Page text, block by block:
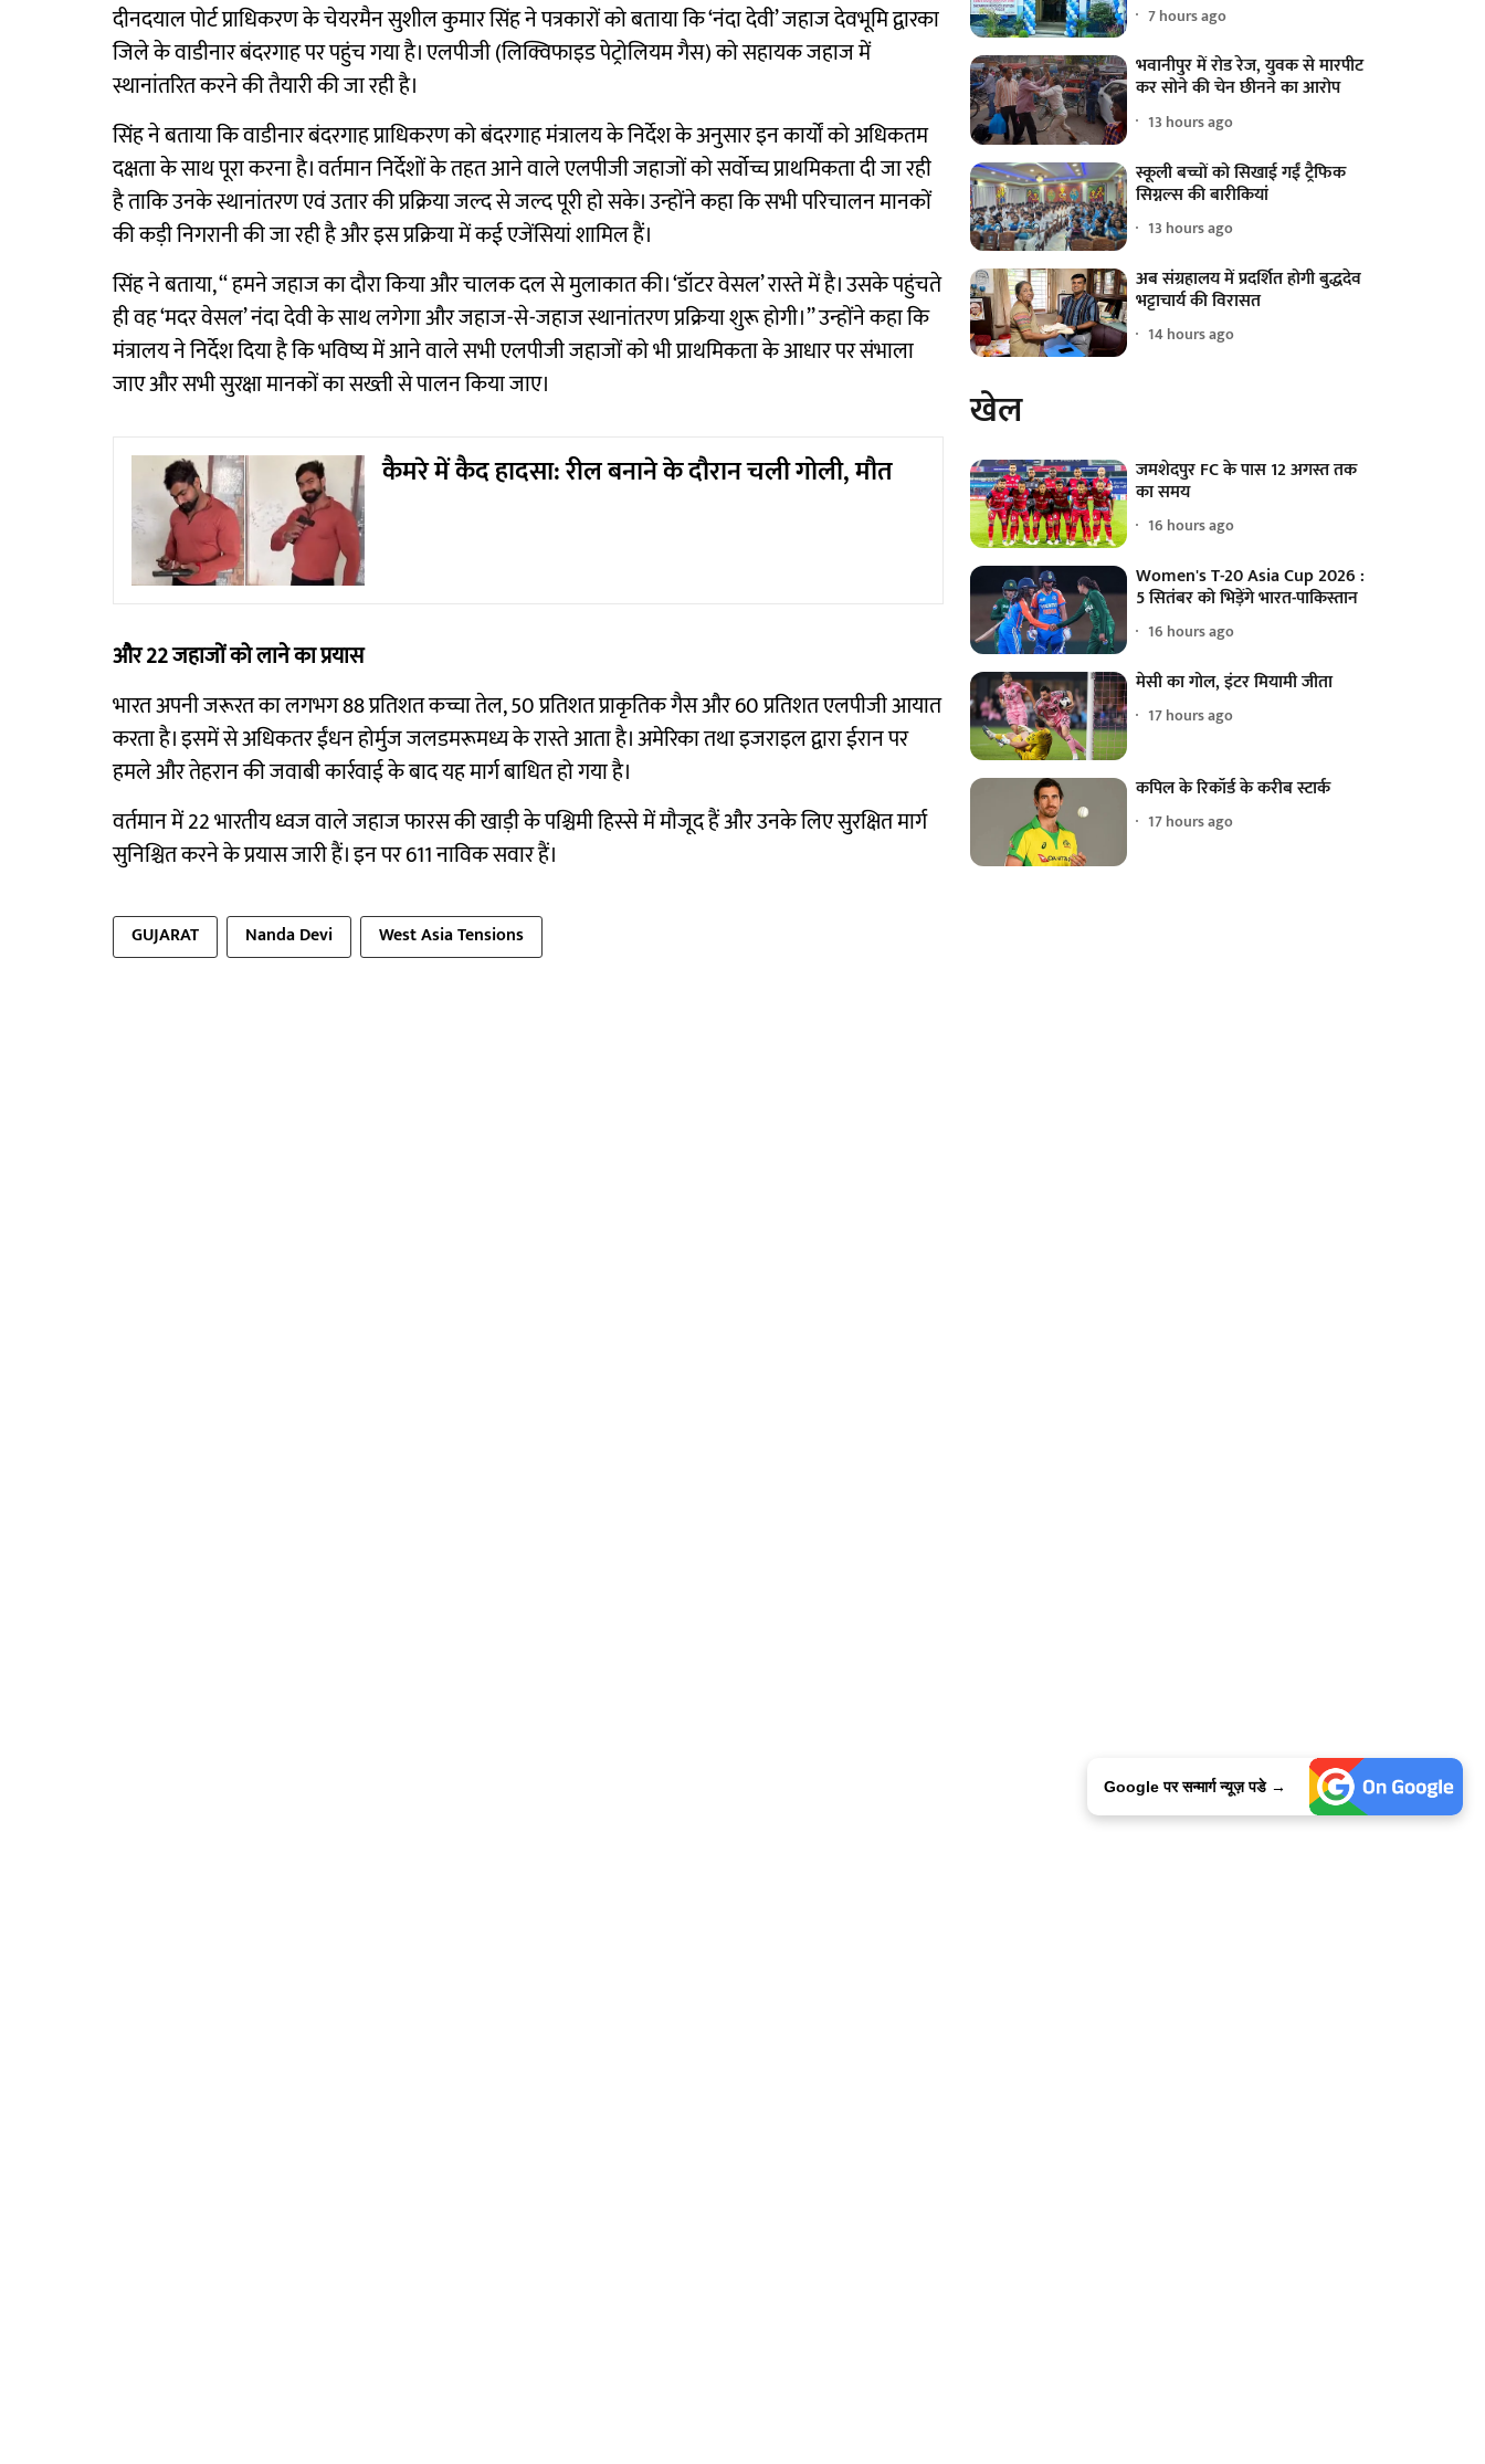
दीनदयाल पोर्ट प्राधिकरण के चेयरमैन सुशील कुमार सिंह ने पत्रकारों को बताया कि ‘नंदा देवी’ जहाज देवभूमि द्वारका
जिले के वाडीनार बंदरगाह पर पहुंच गया है। एलपीजी (लिक्विफाइड पेट्रोलियम गैस) को सहायक जहाज में
स्थानांतरित करने की तैयारी की जा रही है।
सिंह ने बताया कि वाडीनार बंदरगाह प्राधिकरण को बंदरगाह मंत्रालय के निर्देश के अनुसार इन कार्यों को अधिकतम
दक्षता के साथ पूरा करना है। वर्तमान निर्देशों के तहत आने वाले एलपीजी जहाजों को सर्वोच्च प्राथमिकता दी जा रही
है ताकि उनके स्थानांतरण एवं उतार की प्रक्रिया जल्द से जल्द पूरी हो सके। उन्होंने कहा कि सभी परिचालन मानकों
की कड़ी निगरानी की जा रही है और इस प्रक्रिया में कई एजेंसियां शामिल हैं।
सिंह ने बताया, ‘‘ हमने जहाज का दौरा किया और चालक दल से मुलाकात की। ‘डॉटर वेसल’ रास्ते में है। उसके पहुंचते
ही वह ‘मदर वेसल’ नंदा देवी के साथ लगेगा और जहाज-से-जहाज स्थानांतरण प्रक्रिया शुरू होगी।’’ उन्होंने कहा कि
मंत्रालय ने निर्देश दिया है कि भविष्य में आने वाले सभी एलपीजी जहाजों को भी प्राथमिकता के आधार पर संभाला
जाए और सभी सुरक्षा मानकों का सख्ती से पालन किया जाए।
कैमरे में कैद हादसा: रील बनाने के दौरान चली गोली, मौत
और 22 जहाजों को लाने का प्रयास
भारत अपनी जरूरत का लगभग 88 प्रतिशत कच्चा तेल, 50 प्रतिशत प्राकृतिक गैस और 60 प्रतिशत एलपीजी आयात
करता है। इसमें से अधिकतर ईंधन होर्मुज जलडमरूमध्य के रास्ते आता है। अमेरिका तथा इजराइल द्वारा ईरान पर
हमले और तेहरान की जवाबी कार्रवाई के बाद यह मार्ग बाधित हो गया है।
वर्तमान में 22 भारतीय ध्वज वाले जहाज फारस की खाड़ी के पश्चिमी हिस्से में मौजूद हैं और उनके लिए सुरक्षित मार्ग
सुनिश्चित करने के प्रयास जारी हैं। इन पर 611 नाविक सवार हैं।
GUJARAT Nanda Devi West Asia Tensions
7 hours ago
भवानीपुर में रोड रेज, युवक से मारपीट
कर सोने की चेन छीनने का आरोप
13 hours ago
स्कूली बच्चों को सिखाई गईं ट्रैफिक
सिग्नल्स की बारीकियां
13 hours ago
अब संग्रहालय में प्रदर्शित होगी बुद्धदेव
भट्टाचार्य की विरासत
14 hours ago
खेल
जमशेदपुर FC के पास 12 अगस्त तक
का समय
16 hours ago
Women's T-20 Asia Cup 2026 :
5 सितंबर को भिड़ेंगे भारत-पाकिस्तान
16 hours ago
मेसी का गोल, इंटर मियामी जीता
17 hours ago
कपिल के रिकॉर्ड के करीब स्टार्क
17 hours ago
Google पर सन्मार्ग न्यूज़ पडे →